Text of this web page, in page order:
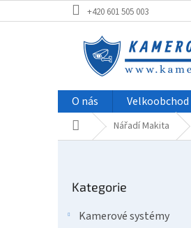
na
+420 601 505 003
O nás Velkoobchod
Domů Nářadí Makita
kategorie
Kategorie
Kamerové systémy